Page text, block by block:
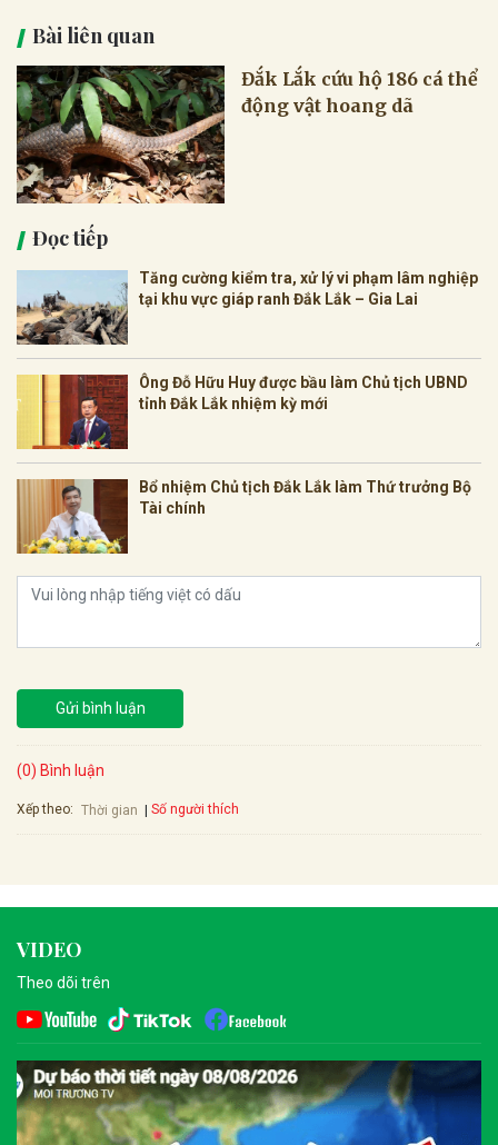
Bài liên quan
Đắk Lắk cứu hộ 186 cá thể
động vật hoang dã
Đọc tiếp
Tăng cường kiểm tra, xử lý vi phạm lâm nghiệp
tại khu vực giáp ranh Đắk Lắk – Gia Lai
Ông Đỗ Hữu Huy được bầu làm Chủ tịch UBND
tỉnh Đắk Lắk nhiệm kỳ mới
Bổ nhiệm Chủ tịch Đắk Lắk làm Thứ trưởng Bộ
Tài chính
Gửi bình luận
(0) Bình luận
Xếp theo: Thời gian Số người thích
VIDEO
Theo dõi trên